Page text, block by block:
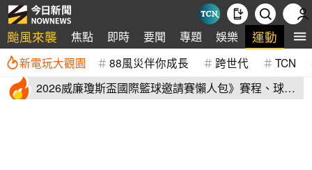
颱風來襲 焦點 即時 要聞 專題 娛樂 運動 全
新電玩大觀園 88風災伴你成長 跨世代 TCN
2026威廉瓊斯盃國際籃球邀請賽懶人包》賽程、球員